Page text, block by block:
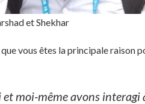
et Shekhar
que vous êtes la principale raison
moi-même avons